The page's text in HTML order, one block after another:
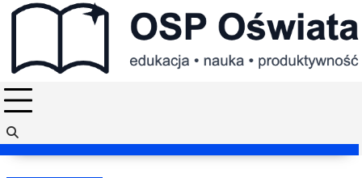
Skip